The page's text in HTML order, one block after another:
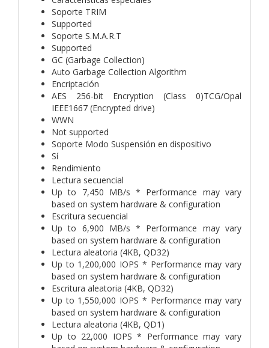
Soporte TRIM
Supported
Soporte S.M.A.R.T
Supported
GC (Garbage Collection)
Auto Garbage Collection Algorithm
Encriptación
AES 256-bit Encryption (Class 0)TCG/Opal
IEEE1667 (Encrypted drive)
WWN
Not supported
Soporte Modo Suspensión en dispositivo
Sí
Rendimiento
Lectura secuencial
Up to 7,450 MB/s * Performance may vary
based on system hardware & configuration
Escritura secuencial
Up to 6,900 MB/s * Performance may vary
based on system hardware & configuration
Lectura aleatoria (4KB, QD32)
Up to 1,200,000 IOPS * Performance may vary
based on system hardware & configuration
Escritura aleatoria (4KB, QD32)
Up to 1,550,000 IOPS * Performance may vary
based on system hardware & configuration
Lectura aleatoria (4KB, QD1)
Up to 22,000 IOPS * Performance may vary